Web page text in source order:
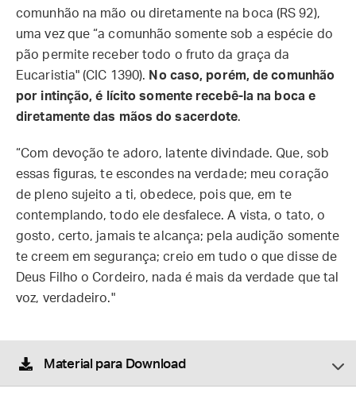
comunhão na mão ou diretamente na boca (RS 92),
uma vez que “a comunhão somente sob a espécie do
pão permite receber todo o fruto da graça da
Eucaristia" (CIC 1390). No caso, porém, de comunhão
por intinção, é lícito somente recebê-la na boca e
diretamente das mãos do sacerdote.
“Com devoção te adoro, latente divindade. Que, sob
essas figuras, te escondes na verdade; meu coração
de pleno sujeito a ti, obedece, pois que, em te
contemplando, todo ele desfalece. A vista, o tato, o
gosto, certo, jamais te alcança; pela audição somente
te creem em segurança; creio em tudo o que disse de
Deus Filho o Cordeiro, nada é mais da verdade que tal
voz, verdadeiro."
Material para Download